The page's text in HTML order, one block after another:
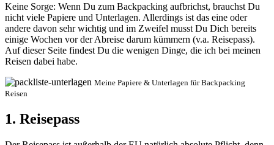
Keine Sorge: Wenn Du zum Backpacking aufbrichst, brauchst Du
nicht viele Papiere und Unterlagen. Allerdings ist das eine oder
andere davon sehr wichtig und im Zweifel musst Du Dich bereits
einige Wochen vor der Abreise darum kümmern (v.a. Reisepass).
Auf dieser Seite findest Du die wenigen Dinge, die ich bei meinen
Reisen dabei habe.
Meine Papiere & Unterlagen für Backpacking
Reisen
1. Reisepass